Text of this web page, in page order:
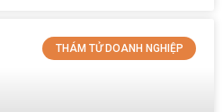
THÁM TỬ DOANH NGHIỆP